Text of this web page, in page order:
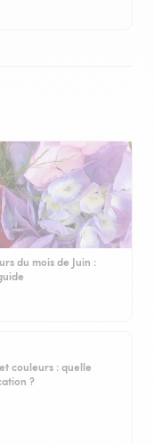
du mois de Juin :
couleurs : quelle
?